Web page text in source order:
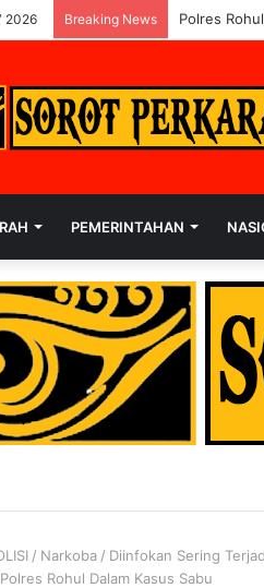
2026 Breaking News Polres
PEMERINTAHAN
/ Narkoba / Diinfokan Sering
Rohul Dalam Kasus Sabu